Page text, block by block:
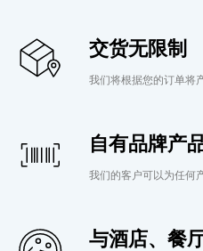
交货无限制
我们将根据您的订单将
自有品牌产
我们的客户可以为任何
与酒店、餐